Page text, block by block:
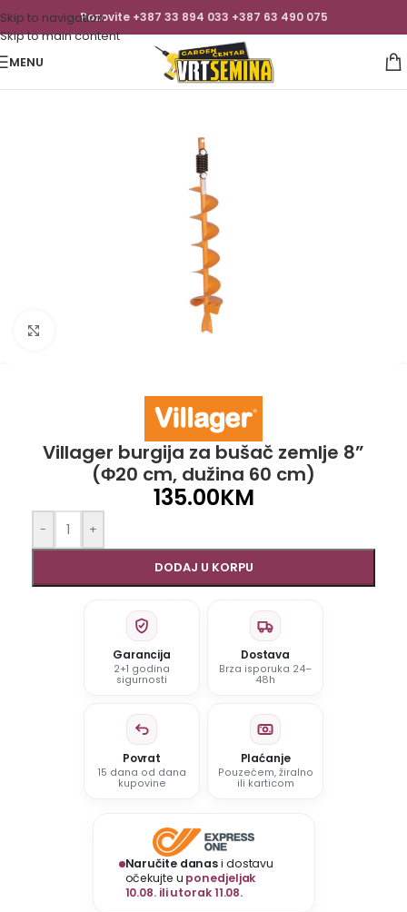
Skip to navigation
Skip to main content
Pozovite +387 33 894 033 +387 63 490 075
MENU
Villager burgija za bušač zemlje 8”
(Φ20 cm, dužina 60 cm)
135.00KM
- +
DODAJ U KORPU
Garancija
2+1 godina
sigurnosti
Dostava
Brza isporuka 24–
48h
Povrat
15 dana od dana
kupovine
Plaćanje
Pouzećem, žiralno
ili karticom
Naručite danasi dostavu
očekujte u ponedjeljak
10.08. ili utorak 11.08.